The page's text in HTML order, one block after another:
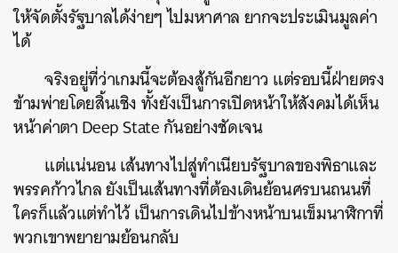
ให้จัดตั้งรัฐบาลได้ง่ายๆ ไปมหาศาล ยากจะประเมินมูลค่า
ได้
จริงอยู่ที่ว่าเกมนี้จะต้องสู้กันอีกยาว แต่รอบนี้ฝ่ายตรง
ข้ามพ่ายโดยสิ้นเชิง ทั้งยังเป็นการเปิดหน้าให้สังคมได้เห็น
หน้าค่าตา Deep State กันอย่างชัดเจน
แต่แน่นอน เส้นทางไปสู่ทำเนียบรัฐบาลของพิธาและ
พรรคก้าวไกล ยังเป็นเส้นทางที่ต้องเดินย้อนศรบนถนนที่
ใครก็แล้วแต่ทำไว้ เป็นการเดินไปข้างหน้าบนเข็มนาฬิกาที่
พวกเขาพยายามย้อนกลับ